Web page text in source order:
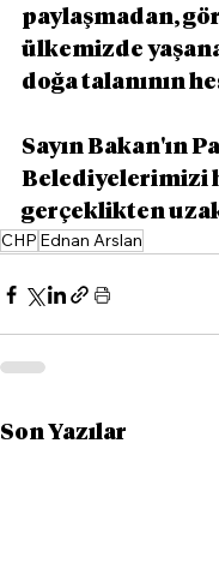
paylaşmadan,
ülkemizde
doğa talanının
Sayın Bakan'ın
Belediyelerimizi
gerçeklikten
CHP Ednan Arslan
Son Yazılar